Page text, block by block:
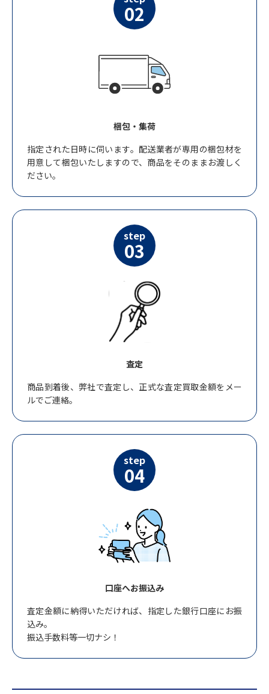
02
梱包・集荷
指定された日時に伺います。配送業者が専用の梱包材を
用意して梱包いたしますので、商品をそのままお渡しく
ださい。
step
03
査定
商品到着後、弊社で査定し、正式な査定買取金額をメー
ルでご連絡。
step
04
口座へお振込み
査定金額に納得いただければ、指定した銀行口座にお振
込み。
振込手数料等一切ナシ！